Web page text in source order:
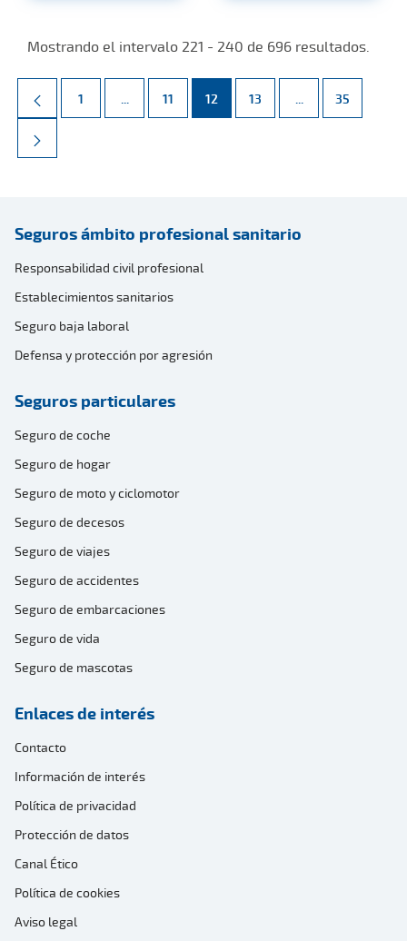
Mostrando el intervalo 221 - 240 de 696 resultados.
Página
1 ... Páginas intermedias Use TAB para desplazarse.
Página
11 Página
12 Página
13 ... Páginas
Página
35
Seguros ámbito profesional sanitario
Responsabilidad civil profesional
Establecimientos sanitarios
Seguro baja laboral
Defensa y protección por agresión
Seguros particulares
Seguro de coche
Seguro de hogar
Seguro de moto y ciclomotor
Seguro de decesos
Seguro de viajes
Seguro de accidentes
Seguro de embarcaciones
Seguro de vida
Seguro de mascotas
Enlaces de interés
Contacto
Información de interés
Política de privacidad
Protección de datos
Canal Ético
Política de cookies
Aviso legal